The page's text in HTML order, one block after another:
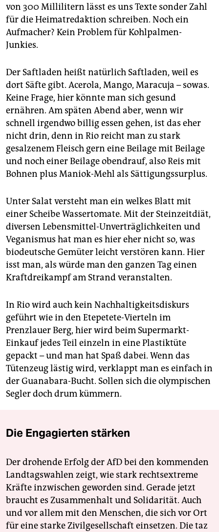
von 300 Millilitern lässt es uns Texte sonder Zahl
für die Heimatredaktion schreiben. Noch ein
Aufmacher? Kein Problem für Kohlpalmen-
Junkies.
Der Saftladen heißt natürlich Saftladen, weil es
dort Säfte gibt. Acerola, Mango, Maracuja – sowas.
Keine Frage, hier könnte man sich gesund
ernähren. Am späten Abend aber, wenn wir
schnell irgendwo billig essen gehen, ist das eher
nicht drin, denn in Rio reicht man zu stark
gesalzenem Fleisch gern eine Beilage mit Beilage
und noch einer Beilage obendrauf, also Reis mit
Bohnen plus Maniok-Mehl als Sättigungssurplus.
Unter Salat versteht man ein welkes Blatt mit
einer Scheibe Wassertomate. Mit der Steinzeitdiät,
diversen Lebensmittel-Unverträglichkeiten und
Veganismus hat man es hier eher nicht so, was
biodeutsche Gemüter leicht verstören kann. Hier
isst man, als würde man den ganzen Tag einen
Kraftdreikampf am Strand veranstalten.
In Rio wird auch kein Nachhaltigkeitsdiskurs
geführt wie in den Etepetete-Vierteln im
Prenzlauer Berg, hier wird beim Supermarkt-
Einkauf jedes Teil einzeln in eine Plastiktüte
gepackt – und man hat Spaß dabei. Wenn das
Tütenzeug lästig wird, verklappt man es einfach in
der Guanabara-Bucht. Sollen sich die olympischen
Segler doch drum kümmern.
Die Engagierten stärken
Der drohende Erfolg der AfD bei den kommenden
Landtagswahlen zeigt, wie stark rechtsextreme
Kräfte inzwischen geworden sind. Gerade jetzt
braucht es Zusammenhalt und Solidarität. Auch
und vor allem mit den Menschen, die sich vor Ort
für eine starke Zivilgesellschaft einsetzen. Die taz